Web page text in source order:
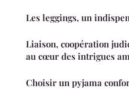
Les leggings, un
Liaison, coopération
au cœur des intrigues
Choisir un pyjama